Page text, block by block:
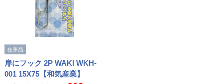
在庫品
扉にフック 2P WAKI WKH-
001 15X75【和気産業】